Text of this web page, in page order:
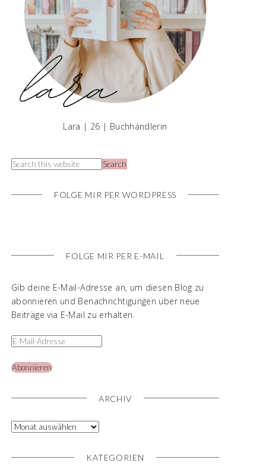
Lara | 26 | Buchhändlerin
FOLGE MIR PER WORDPRESS
FOLGE MIR PER E-MAIL
Gib deine E-Mail-Adresse an, um diesen Blog zu
abonnieren und Benachrichtigungen über neue
Beiträge via E-Mail zu erhalten.
Abonnieren
ARCHIV
KATEGORIEN